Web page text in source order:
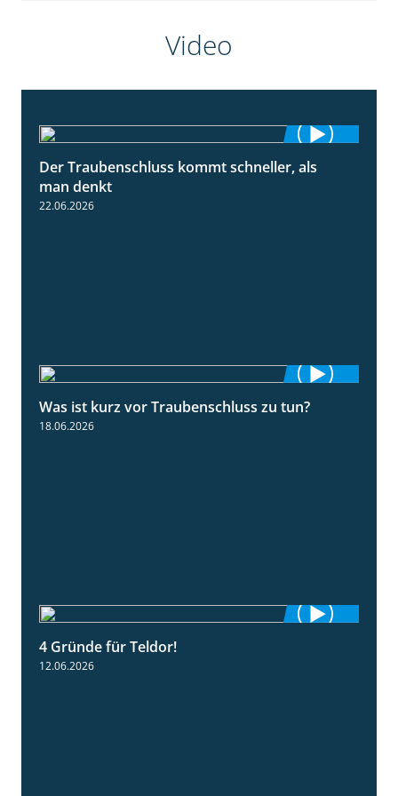
Video
2:39
Der Traubenschluss kommt schneller, als
man denkt
22.06.2026
5:04
Was ist kurz vor Traubenschluss zu tun?
18.06.2026
4 Gründe für Teldor!
12.06.2026